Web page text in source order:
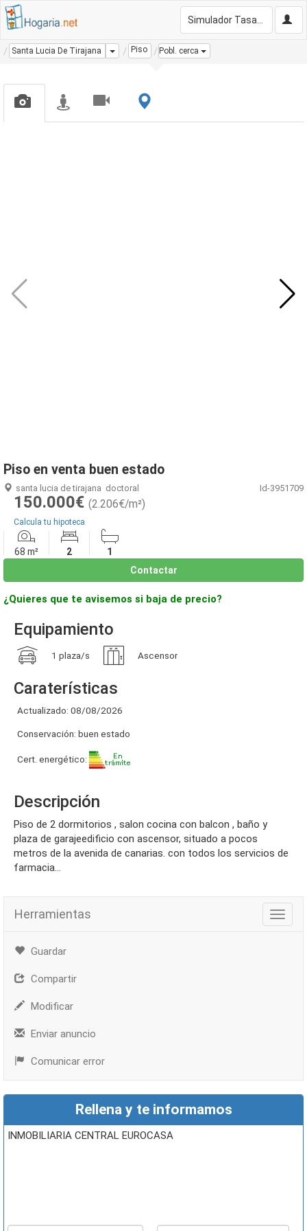
Santa Lucia De Tirajana Dropdown
Piso Pobl. cerca
Piso en venta buen estado
santa lucia de tirajana doctoral Id-3951709
150.000€ (2.206€/m²)
Calcula tu hipoteca
68 m² 2
1
Contactar
¿Quieres que te avisemos si baja de precio?
Equipamiento
1 plaza/s Ascensor
Caraterísticas
Actualizado: 08/08/2026
Conservación: buen estado
Cert. energético:
Descripción
piso de 2 dormitorios , salon cocina con balcon , baño y
plaza de garajeedificio con ascensor, situado a pocos
metros de la avenida de canarias. con todos los servicios de
farmacia...
Herramientas
Guardar
Compartir
Modificar
Enviar anuncio
Comunicar error
Rellena y te informamos
INMOBILIARIA CENTRAL EUROCASA